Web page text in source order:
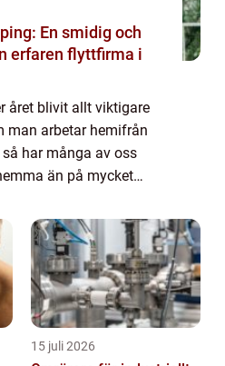
En smidig och
erfaren flyttfirma i
året blivit allt viktigare
man arbetar hemifrån
har många av oss
än på mycket
15 juli 2026